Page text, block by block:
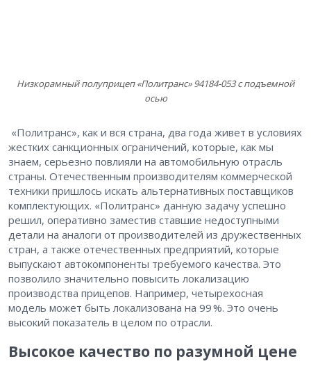
Низкорамный полуприцеп «Политранс» 94184-053 с подъемной
осью
«Политранс», как и вся страна, два года живет в условиях
жестких санкционных ограничений, которые, как мы
знаем, серьезно повлияли на автомобильную отрасль
страны. Отечественным производителям коммерческой
техники пришлось искать альтернативных поставщиков
комплектующих. «Политранс» данную задачу успешно
решил, оперативно заместив ставшие недоступными
детали на аналоги от производителей из дружественных
стран, а также отечественных предприятий, которые
выпускают автокомпоненты требуемого качества. Это
позволило значительно повысить локализацию
производства прицепов. Например, четырехосная
модель может быть локализована на 99 %. Это очень
высокий показатель в целом по отрасли.
Высокое качество по разумной цене